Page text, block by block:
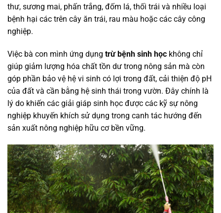
thư, sương mai, phấn trắng, đốm lá, thối trái và nhiều loại
bệnh hại các trên cây ăn trái, rau màu hoặc các cây công
nghiệp.
Việc bà con mình ứng dụng trừ bệnh sinh học không chỉ
giúp giảm lượng hóa chất tồn dư trong nông sản mà còn
góp phần bảo vệ hệ vi sinh có lợi trong đất, cải thiện độ pH
của đất và cần bằng hệ sinh thái trong vườn. Đây chính là
lý do khiến các giải giáp sinh học được các kỹ sự nông
nghiệp khuyến khích sử dụng trong canh tác hướng đến
sản xuất nông nghiệp hữu cơ bền vững.